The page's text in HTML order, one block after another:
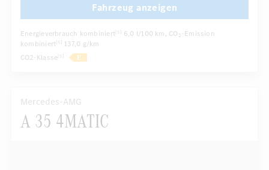
Fahrzeug anzeigen
Energieverbrauch kombiniert [5] 6,0 l/100 km, CO 2-Emission
kombiniert [5] 137,0 g/km
CO2-Klasse [5]
Mercedes-AMG
A 35 4MATIC